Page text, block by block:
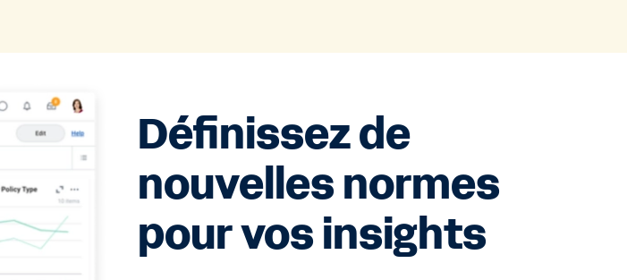
Définissez de
nouvelles normes
pour vos insights